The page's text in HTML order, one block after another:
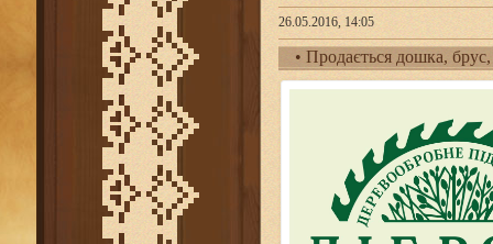
26.05.2016, 14:05
• Продається дошка,